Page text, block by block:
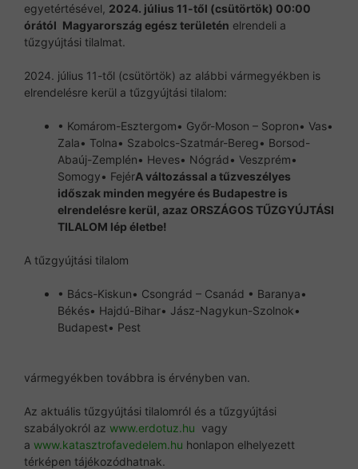
egyetértésével, 2024. július 11-től (csütörtök) 00:00
órától Magyarország egész területén elrendeli a
tűzgyújtási tilalmat.
2024. július 11-től (csütörtök) az alábbi vármegyékben is
elrendelésre kerül a tűzgyújtási tilalom:
• Komárom-Esztergom• Győr-Moson – Sopron• Vas•
Zala• Tolna• Szabolcs-Szatmár-Bereg• Borsod-
Abaúj-Zemplén• Heves• Nógrád• Veszprém•
Somogy• FejérA változással a tűzveszélyes
időszak minden megyére és Budapestre is
elrendelésre kerül, azaz ORSZÁGOS TŰZGYÚJTÁSI
TILALOM lép életbe!
A tűzgyújtási tilalom
• Bács-Kiskun• Csongrád – Csanád • Baranya•
Békés• Hajdú-Bihar• Jász-Nagykun-Szolnok•
Budapest• Pest
vármegyékben továbbra is érvényben van.
Az aktuális tűzgyújtási tilalomról és a tűzgyújtási
szabályokról az www.erdotuz.hu vagy
a www.katasztrofavedelem.hu honlapon elhelyezett
térképen tájékozódhatnak.